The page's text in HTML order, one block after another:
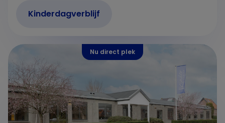
Kinderdagverblijf
Nu direct plek